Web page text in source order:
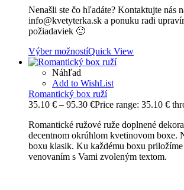
Nenašli ste čo hľadáte? Kontaktujte nás
info@kvetyterka.sk a ponuku radi
požiadaviek 🙂
Výber možnostíQuick View
Náhľad
Add to WishList
Romantický box ruží
35.10 € – 95.30 €Price range: 35.10 €
Romantické ružové ruže doplnené
decentnom okrúhlom kvetinovom boxe.
boxu klasik. Ku každému boxu
venovaním s Vami zvoleným textom.